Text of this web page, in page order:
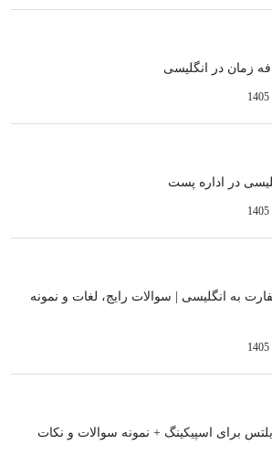
زمان در انگلیسی
در اداره پست
به انگلیسی | سوالات رایج، لغات و نمونه
برای اسپیکینگ + نمونه سوالات و نکات